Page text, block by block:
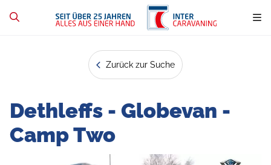
Zurück zur Suche
Dethleffs - Globevan -
Camp Two